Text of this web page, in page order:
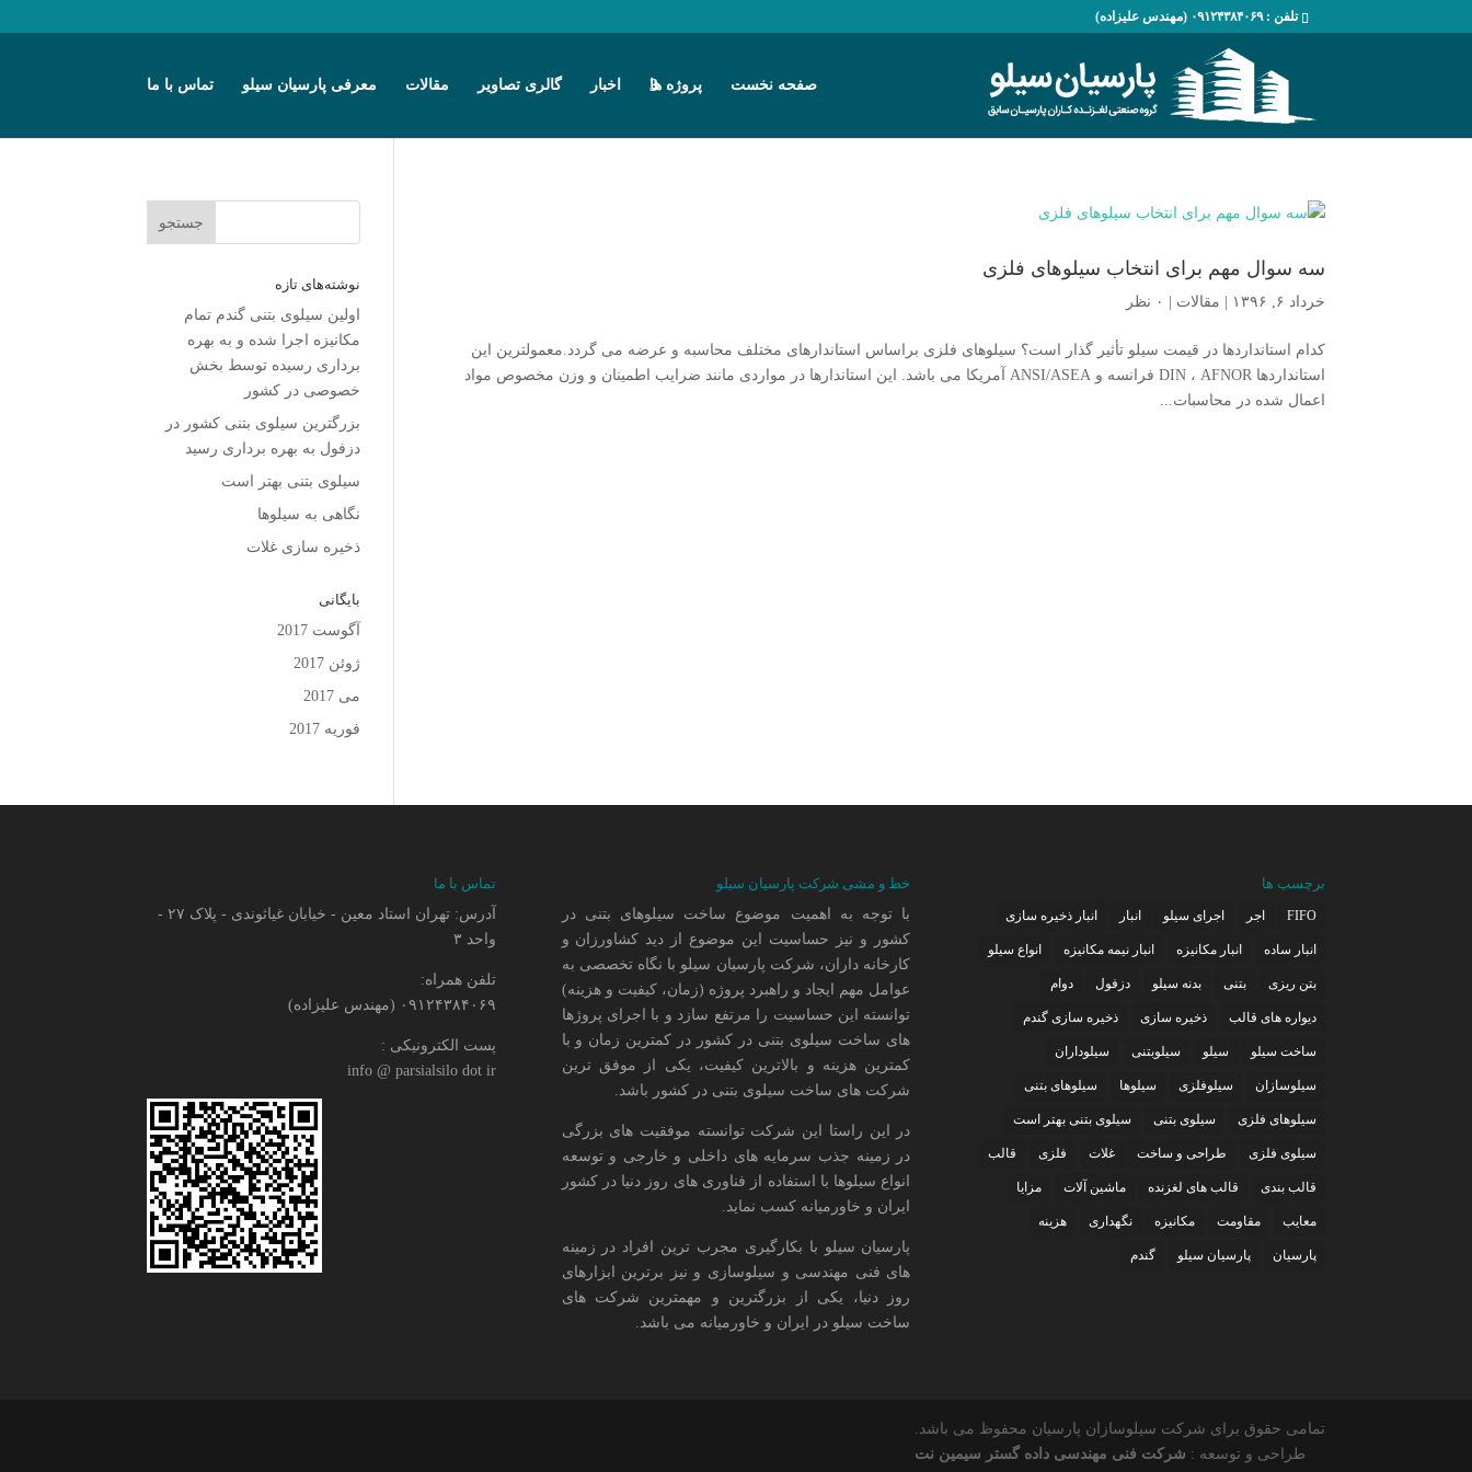
تلفن : ۰۹۱۲۴۳۸۴۰۶۹ (مهندس علیزاده)
صفحه نخست پروژه ها اخبار گالری تصاویر مقالات معرفی پارسیان سیلو تماس با ما
سه سوال مهم برای انتخاب سیلوهای فلزی
خرداد ۶, ۱۳۹۶ مقالات ۰ نظر
کدام استانداردها در قیمت سیلو تأثیر گذار است؟ سیلوهای فلزی براساس استاندارهای مختلف محاسبه و عرضه می گردد.معمولترین این
استانداردها DIN ، AFNOR فرانسه و ANSI/ASEA آمریکا می باشد. این استاندارها در مواردی مانند ضرایب اطمینان و وزن مخصوص مواد
اعمال شده در محاسبات...
نوشته‌های تازه
اولین سیلوی بتنی گندم تمام
مکانیزه اجرا شده و به بهره
برداری رسیده توسط بخش
خصوصی در کشور
بزرگترین سیلوی بتنی کشور در
دزفول به بهره برداری رسید
سیلوی بتنی بهتر است
نگاهی به سیلوها
ذخیره سازی غلات
بایگانی
آگوست 2017
ژوئن 2017
می 2017
فوریه 2017
تماس با ما
آدرس: تهران استاد معین - خیابان غیاثوندی - پلاک ۲۷ -
واحد ۳
تلفن همراه:
۰۹۱۲۴۳۸۴۰۶۹ (مهندس علیزاده)
پست الکترونیکی :
info @ parsialsilo dot ir
خط و مشی شرکت پارسیان سیلو
با توجه به اهمیت موضوع ساخت سیلوهای بتنی در
کشور و نیز حساسیت این موضوع از دید کشاورزان و
کارخانه داران، شرکت پارسیان سیلو با نگاه تخصصی به
عوامل مهم ایجاد و راهبرد پروژه (زمان، کیفیت و هزینه)
توانسته این حساسیت را مرتفع سازد و با اجرای پروژها
های ساخت سیلوی بتنی در کشور در کمترین زمان و با
کمترین هزینه و بالاترین کیفیت، یکی از موفق ترین
شرکت های ساخت سیلوی بتنی در کشور باشد.
در این راستا این شرکت توانسته موفقیت های بزرگی
در زمینه جذب سرمایه های داخلی و خارجی و توسعه
انواع سیلوها با استفاده از فناوری های روز دنیا در کشور
ایران و خاورمیانه کسب نماید.
پارسیان سیلو با بکارگیری مجرب ترین افراد در زمینه
های فنی مهندسی و سیلوسازی و نیز برترین ابزارهای
روز دنیا، یکی از بزرگترین و مهمترین شرکت های
ساخت سیلو در ایران و خاورمیانه می باشد.
برچسب ها
FIFO اجر اجرای سیلو انبار انبار ذخیره سازی
انبار ساده انبار مکانیزه انبار نیمه مکانیزه انواع سیلو
بتن ریزی بتنی بدنه سیلو دزفول دوام
دیواره های قالب ذخیره سازی ذخیره سازی گندم
ساخت سیلو سیلو سیلوبتنی سیلوداران
سیلوسازان سیلوفلزی سیلوها سیلوهای بتنی
سیلوهای فلزی سیلوی بتنی سیلوی بتنی بهتر است
سیلوی فلزی طراحی و ساخت غلات فلزی قالب
قالب بندی قالب های لغزنده ماشین آلات مزایا
معایب مقاومت مکانیزه نگهداری هزینه
پارسیان پارسیان سیلو گندم
تمامی حقوق برای شرکت سیلوسازان پارسیان محفوظ می باشد.
طراحی و توسعه : شرکت فنی مهندسی داده گستر سیمین نت